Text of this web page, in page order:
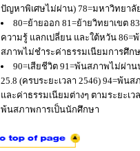
ปัญหาพิเศษไม่ผ่าน) 78=มหาวิทยา
80=ย้ายออก 81=ย้ายวิทยาเขต
ความรู้ แลกเปลี่ยน และใต้หวัน
สภาพไม่ชำระค่าธรรมเนียมการศึก
90=เสียชีวิต 91=พ้นสภาพไม่ผ่า
25.8 (ครบระยะเวลา 2546) 94=พ้
และค่าธรรมเนียมต่างๆ ตามระยะเ
พ้นสภาพการเป็นนักศึกษา